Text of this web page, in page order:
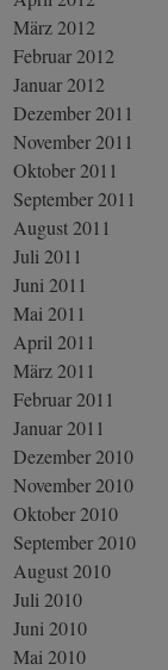
März 2012
Februar 2012
Januar 2012
Dezember 2011
November 2011
Oktober 2011
September 2011
August 2011
Juli 2011
Juni 2011
Mai 2011
April 2011
März 2011
Februar 2011
Januar 2011
Dezember 2010
November 2010
Oktober 2010
September 2010
August 2010
Juli 2010
Juni 2010
Mai 2010